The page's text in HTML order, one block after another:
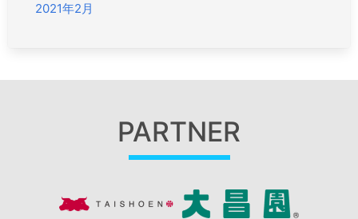
2021年2月
PARTNER